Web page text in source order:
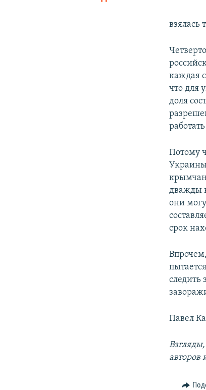
взялась
каждая
что для
доля
Потому
дважды
они
срок
следить
Павел
авторов